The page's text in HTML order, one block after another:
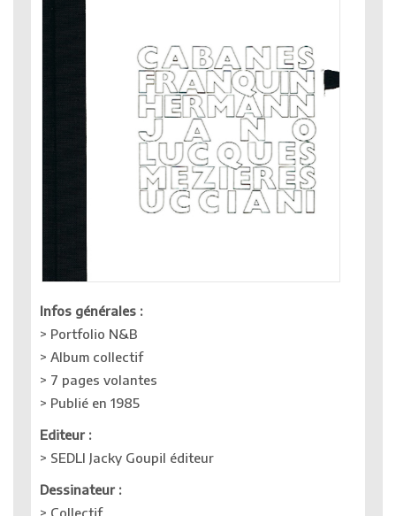
Infos générales :
> Portfolio N&B
> Album collectif
> 7 pages volantes
> Publié en 1985
Editeur :
> SEDLI Jacky Goupil éditeur
Dessinateur :
> Collectif